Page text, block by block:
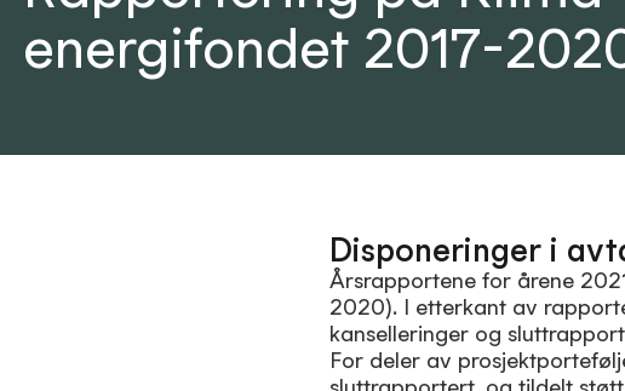
energifondet 2017-
Disponeringer i
Årsrapportene for årene
2020). I etterkant av
kanselleringer og
For deler av